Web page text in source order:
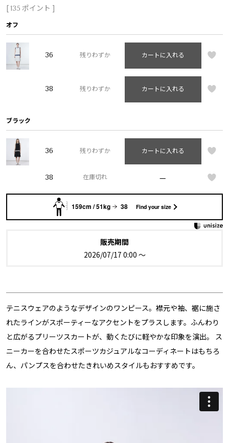
[135 ポイント ]
オフ
36 残りわずか カートに入れる
38 残りわずか カートに入れる
ブラック
36 残りわずか カートに入れる
38 在庫切れ —
159cm / 51kg 38 Find your size
販売期間
2026/07/17 0:00 〜
テニスウェアのようなデザインのワンピース。襟元や袖、裾に施さ
れたラインがスポーティーなアクセントをプラスします。ふんわり
と広がるプリーツスカートが、動くたびに軽やかな印象を演出。 ス
ニーカーを合わせたスポーツカジュアルなコーディネートはもちろ
ん、パンプスを合わせたきれいめスタイルもおすすめです。